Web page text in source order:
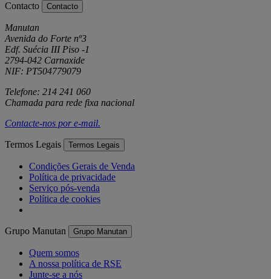
Contacto Contacto
Manutan
Avenida do Forte nº3
Edf. Suécia III Piso -1
2794-042 Carnaxide
NIF: PT504779079
Telefone: 214 241 060
Chamada para rede fixa nacional
Contacte-nos pore-mail.
Termos Legais Termos Legais
Condições Gerais de Venda
Política de privacidade
Serviço pós-venda
Política de cookies
Grupo Manutan Grupo Manutan
Quem somos
A nossa política de RSE
Junte-se a nós